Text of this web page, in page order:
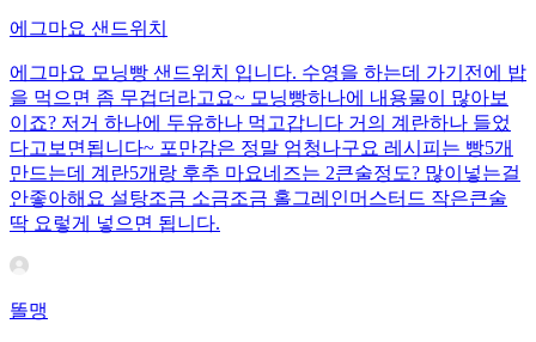
에그마요 샌드위치
에그마요 모닝빵 샌드위치 입니다. 수영을 하는데 가기전에 밥
을 먹으면 좀 무겁더라고요~ 모닝빵하나에 내용물이 많아보
이죠? 저거 하나에 두유하나 먹고갑니다 거의 계란하나 들었
다고보면됩니다~ 포만감은 정말 엄청나구요 레시피는 빵5개
만드는데 계란5개랑 후추 마요네즈는 2큰술정도? 많이넣는걸
안좋아해요 설탕조금 소금조금 홀그레인머스터드 작은큰술
딱 요렇게 넣으면 됩니다.
똘맹